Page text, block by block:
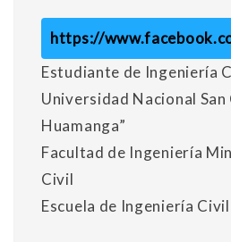
https://
Estudiante de Ingeniería
Universidad Nacional
Huamanga”
Facultad de Ingeniería
Civil
Escuela de Ingeniería Civil